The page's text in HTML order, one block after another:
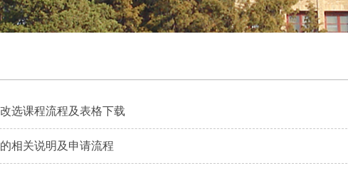
选课程流程及表格下载
相关说明及申请流程